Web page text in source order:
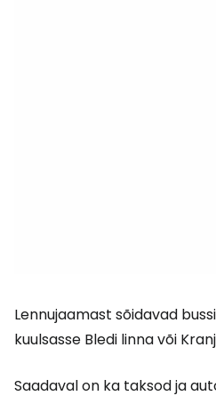
Lennujaamast sõidavad
kuulsasse Bledi linna või
Saadaval on ka taksod ja